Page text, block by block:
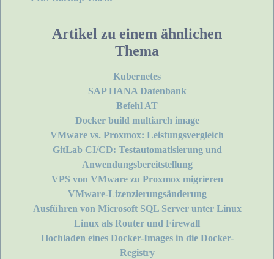
Artikel zu einem ähnlichen
Thema
Kubernetes
SAP HANA Datenbank
Befehl AT
Docker build multiarch image
VMware vs. Proxmox: Leistungsvergleich
GitLab CI/CD: Testautomatisierung und
Anwendungsbereitstellung
VPS von VMware zu Proxmox migrieren
VMware-Lizenzierungsänderung
Ausführen von Microsoft SQL Server unter Linux
Linux als Router und Firewall
Hochladen eines Docker-Images in die Docker-
Registry